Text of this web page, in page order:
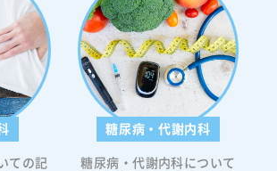
ての記
糖尿病・代謝内科
糖尿病・代謝内科について